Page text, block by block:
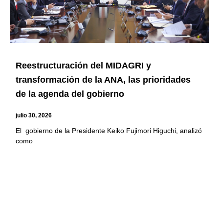
Reestructuración del MIDAGRI y
transformación de la ANA, las prioridades
de la agenda del gobierno
julio 30, 2026
El gobierno de la Presidente Keiko Fujimori Higuchi, analizó
como